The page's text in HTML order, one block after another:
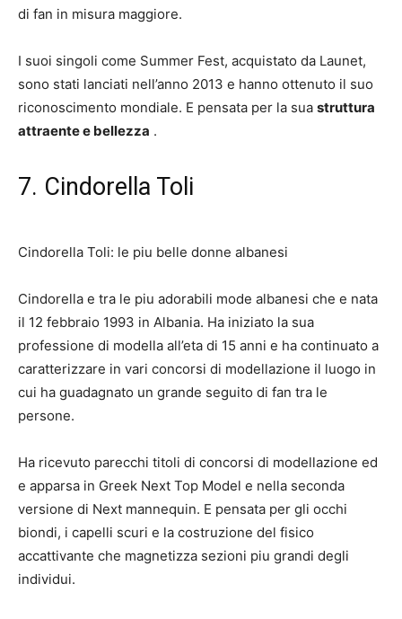
di fan in misura maggiore.
I suoi singoli come Summer Fest, acquistato da Launet,
sono stati lanciati nell’anno 2013 e hanno ottenuto il suo
riconoscimento mondiale. E pensata per la sua struttura
attraente e bellezza .
7. Cindorella Toli
Cindorella Toli: le piu belle donne albanesi
Cindorella e tra le piu adorabili mode albanesi che e nata
il 12 febbraio 1993 in Albania. Ha iniziato la sua
professione di modella all’eta di 15 anni e ha continuato a
caratterizzare in vari concorsi di modellazione il luogo in
cui ha guadagnato un grande seguito di fan tra le
persone.
Ha ricevuto parecchi titoli di concorsi di modellazione ed
e apparsa in Greek Next Top Model e nella seconda
versione di Next mannequin. E pensata per gli occhi
biondi, i capelli scuri e la costruzione del fisico
accattivante che magnetizza sezioni piu grandi degli
individui.